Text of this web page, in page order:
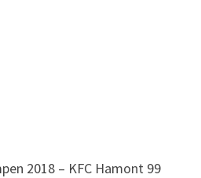
2018 – KFC Hamont 99